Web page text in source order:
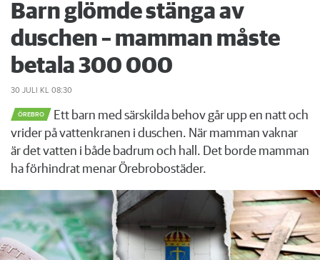
Barn glömde stänga av
duschen – mamman måste
betala 300 000
30 JULI KL 08:30
ÖREBRO
Ett barn med särskilda behov går upp en natt och
vrider på vattenkranen i duschen. När mamman vaknar
är det vatten i både badrum och hall. Det borde mamman
ha förhindrat menar Örebrobostäder.